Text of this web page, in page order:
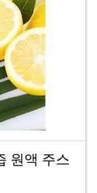
원액 주스